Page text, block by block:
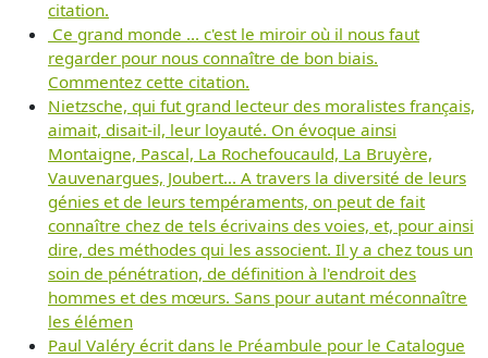
citation.
Ce grand monde ... c'est le miroir où il nous faut
regarder pour nous connaître de bon biais.
Commentez cette citation.
Nietzsche, qui fut grand lecteur des moralistes français,
aimait, disait-il, leur loyauté. On évoque ainsi
Montaigne, Pascal, La Rochefoucauld, La Bruyère,
Vauvenargues, Joubert... A travers la diversité de leurs
génies et de leurs tempéraments, on peut de fait
connaître chez de tels écrivains des voies, et, pour ainsi
dire, des méthodes qui les associent. Il y a chez tous un
soin de pénétration, de définition à l'endroit des
hommes et des mœurs. Sans pour autant méconnaître
les élémen
Paul Valéry écrit dans le Préambule pour le Catalogue